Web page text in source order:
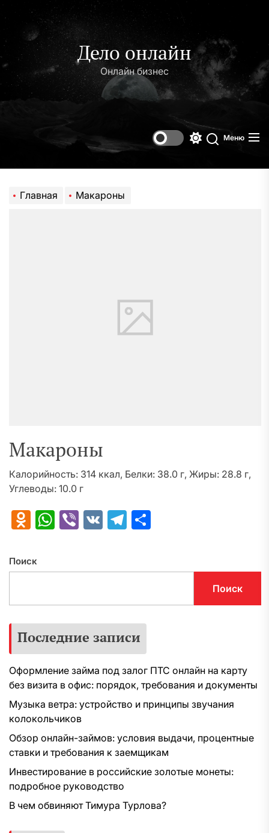
содержимому
Дело онлайн
Онлайн бизнес
Поиск
Меню
Главная Макароны
Макароны
Калорийность: 314 ккал, Белки: 38.0 г, Жиры: 28.8 г,
Углеводы: 10.0 г
Odnoklassniki
WhatsApp
Viber
VK Telegram
Поиск
Поиск
Последние записи
Оформление займа под залог ПТС онлайн на карту
без визита в офис: порядок, требования и документы
Музыка ветра: устройство и принципы звучания
колокольчиков
Обзор онлайн-займов: условия выдачи, процентные
ставки и требования к заемщикам
Инвестирование в российские золотые монеты:
подробное руководство
В чем обвиняют Тимура Турлова?